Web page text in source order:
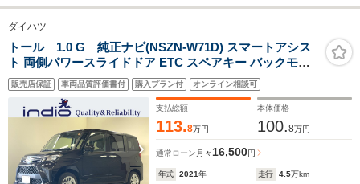
ダイハツ
トール 1.0 G 純正ナビ(NSZN-W71D) スマートアシス
ト 両側パワースライドドア ETC スペアキー バックモニ
ター クリアランスソナー LEDヘッドライト Bluetooth
販売店保証 車両品質評価書付 購入プラン付 オンライン相談可
支払総額
113.8万円
本体価格
100.8万円
通常ローン 月々 16,500円
年式 2021年 走行 4.5万km